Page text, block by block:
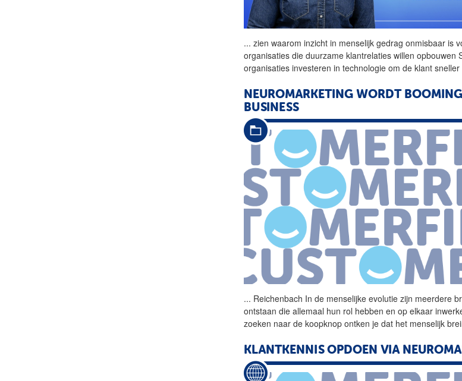
... zien waarom inzicht in menselijk gedrag onmisbaar is
organisaties die duurzame klantrelaties willen opbouwen
organisaties investeren in technologie om de klant sneller
NEUROMARKETING WORDT BOOMING
BUSINESS
... Reichenbach In de menselijke evolutie zijn meerdere
ontstaan die allemaal hun rol hebben en op elkaar
zoeken naar de koopknop ontken je dat het menselijk
KLANTKENNIS OPDOEN VIA